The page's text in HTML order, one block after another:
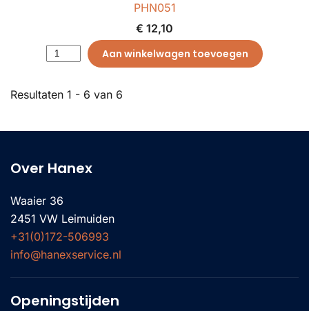
PHN051
€ 12,10
Aan winkelwagen toevoegen
Resultaten 1 - 6 van 6
Over Hanex
Waaier 36
2451 VW Leimuiden
+31(0)172-506993
info@hanexservice.nl
Openingstijden